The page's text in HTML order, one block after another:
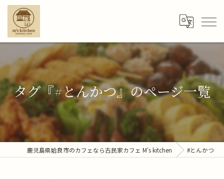
タグ『#とんかつ』のページ一覧
鹿児島県姶良市のカフェなら古民家カフェ M's kitchen #とんかつ